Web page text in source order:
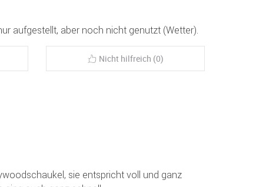
aufgestellt, aber noch nicht genutzt (Wetter).
Nicht hilfreich (0)
sie entspricht voll und ganz